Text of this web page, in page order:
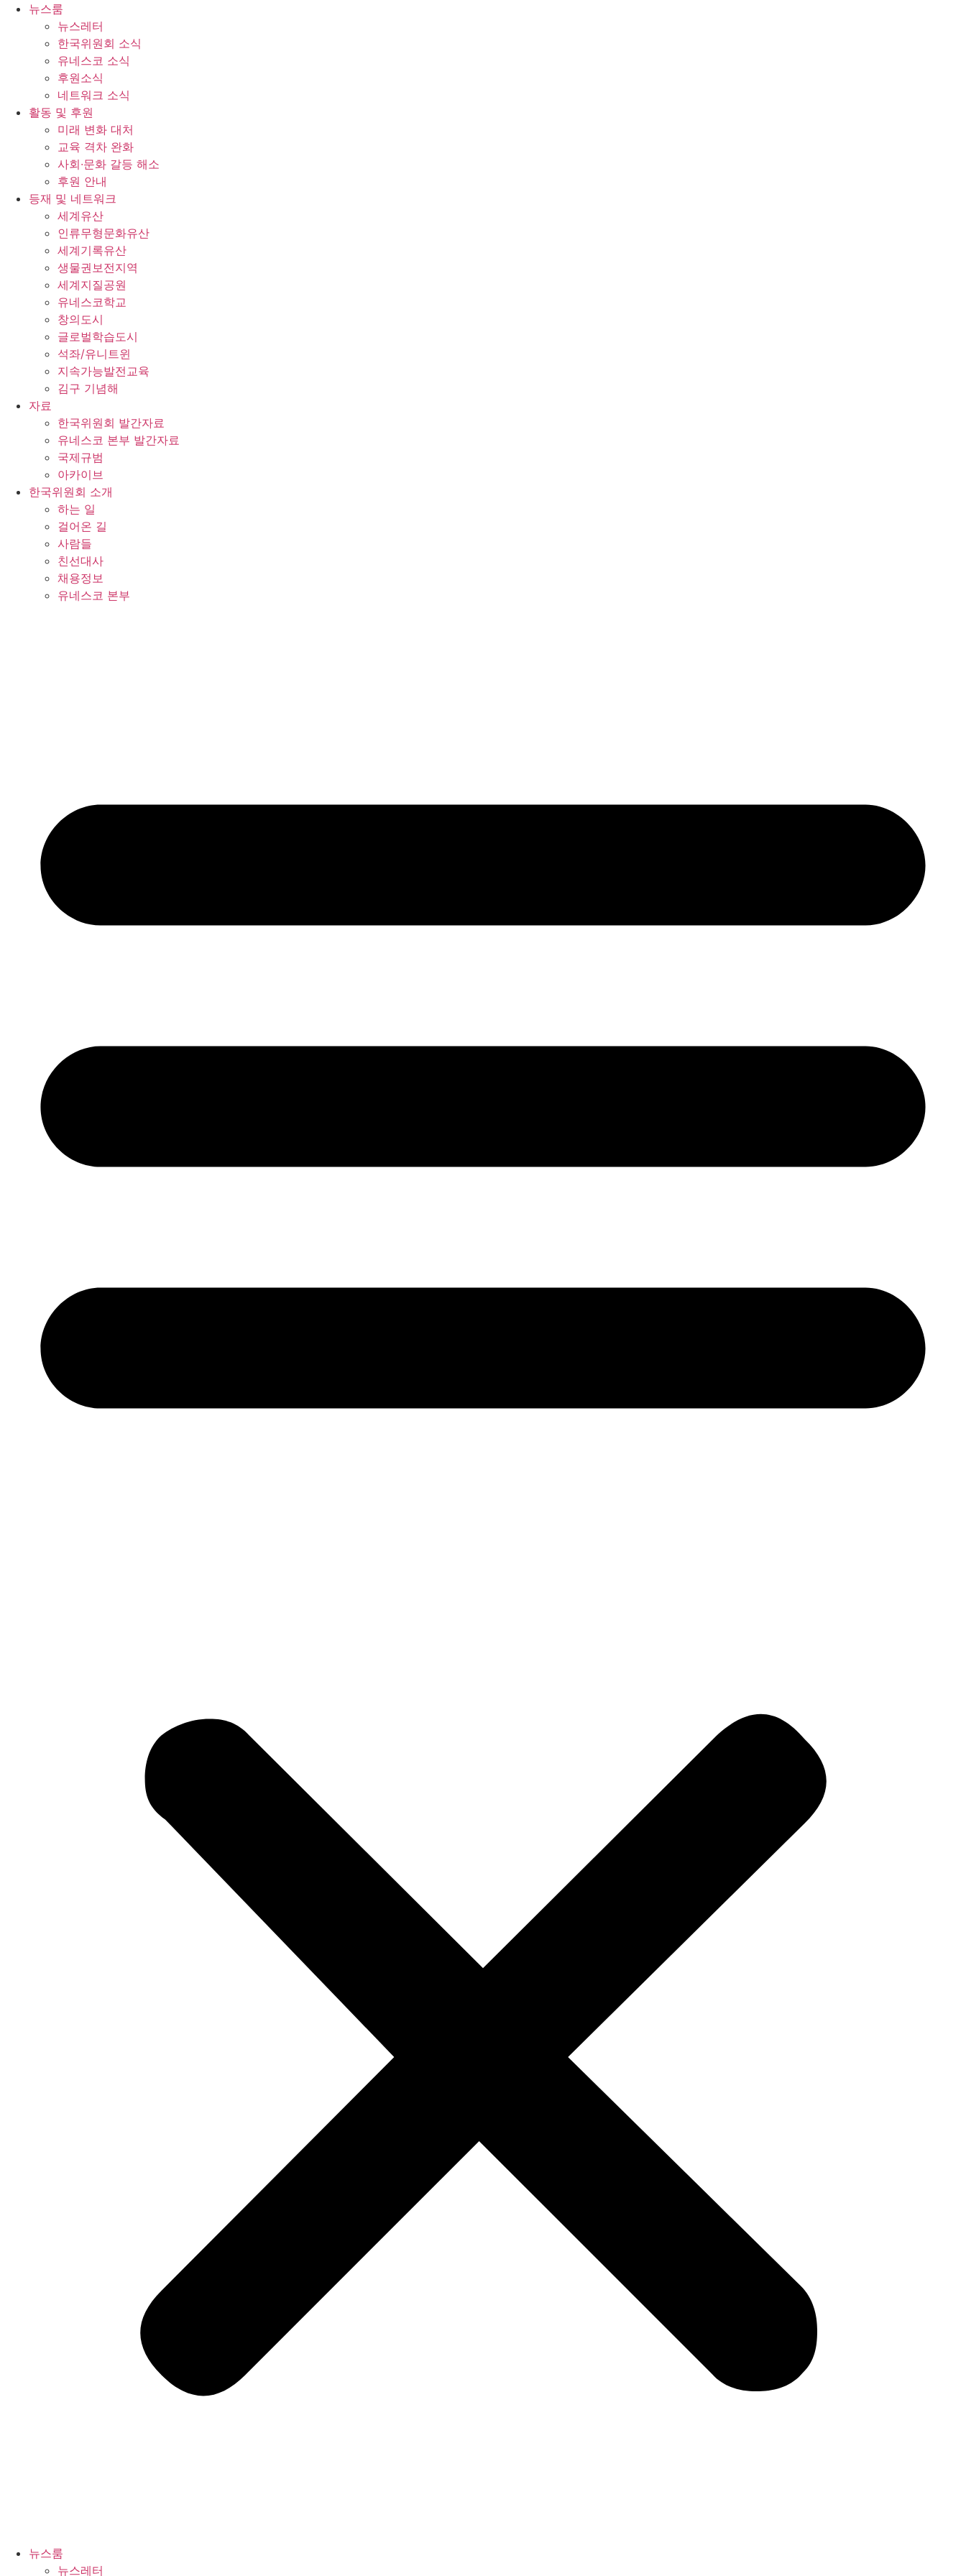
뉴스룸
뉴스레터
한국위원회 소식
유네스코 소식
후원소식
네트워크 소식
활동 및 후원
미래 변화 대처
교육 격차 완화
사회∙문화 갈등 해소
후원 안내
등재 및 네트워크
세계유산
인류무형문화유산
세계기록유산
생물권보전지역
세계지질공원
유네스코학교
창의도시
글로벌학습도시
석좌/유니트윈
지속가능발전교육
김구 기념해
자료
한국위원회 발간자료
유네스코 본부 발간자료
국제규범
아카이브
한국위원회 소개
하는 일
걸어온 길
사람들
친선대사
채용정보
유네스코 본부
뉴스룸
뉴스레터